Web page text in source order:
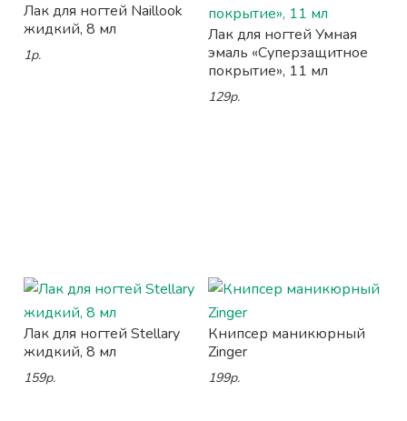
Лак для ногтей Naillook
жидкий, 8 мл
1р.
Лак для ногтей Умная
эмаль «Суперзащитное
покрытие», 11 мл
129р.
Лак для ногтей Stellary
жидкий, 8 мл
159р.
Книпсер маникюрный
Zinger
199р.